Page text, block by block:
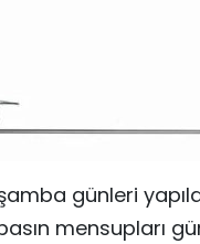
günleri
mensupları